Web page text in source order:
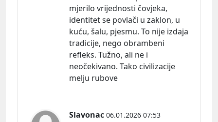
mjerilo vrijednosti čovjeka,
identitet se povlači u zaklon, u
kuću, šalu, pjesmu. To nije izdaja
tradicije, nego obrambeni
refleks. Tužno, ali ne i
neočekivano. Tako civilizacije
melju rubove
Slavonac 06.01.2026 07:53